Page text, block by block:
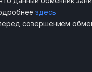
здесь
совершением